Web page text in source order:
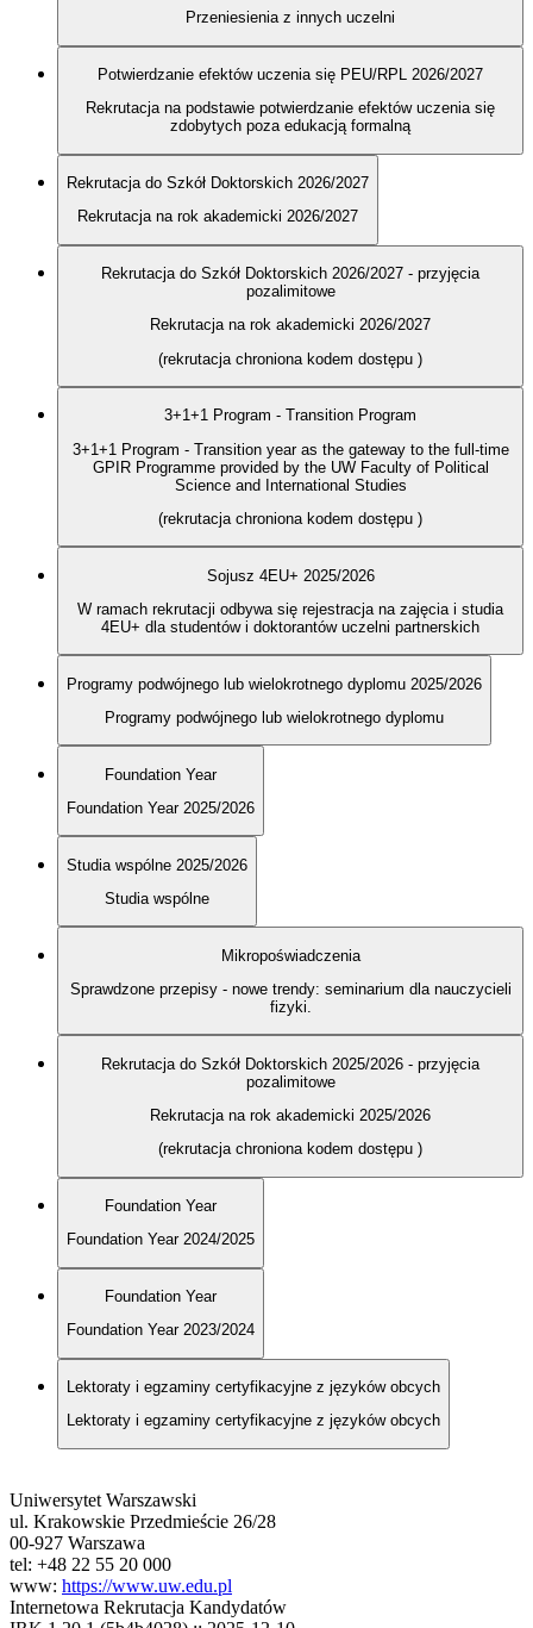
Przeniesienia z innych uczelni
Potwierdzanie efektów uczenia się PEU/RPL 2026/2027
Rekrutacja na podstawie potwierdzanie efektów uczenia się
zdobytych poza edukacją formalną
Rekrutacja do Szkół Doktorskich 2026/2027
Rekrutacja na rok akademicki 2026/2027
Rekrutacja do Szkół Doktorskich 2026/2027 - przyjęcia
pozalimitowe
Rekrutacja na rok akademicki 2026/2027
(rekrutacja chroniona kodem dostępu )
3+1+1 Program - Transition Program
3+1+1 Program - Transition year as the gateway to the full-time
GPIR Programme provided by the UW Faculty of Political
Science and International Studies
(rekrutacja chroniona kodem dostępu )
Sojusz 4EU+ 2025/2026
W ramach rekrutacji odbywa się rejestracja na zajęcia i studia
4EU+ dla studentów i doktorantów uczelni partnerskich
Programy podwójnego lub wielokrotnego dyplomu 2025/2026
Programy podwójnego lub wielokrotnego dyplomu
Foundation Year
Foundation Year 2025/2026
Studia wspólne 2025/2026
Studia wspólne
Mikropoświadczenia
Sprawdzone przepisy - nowe trendy: seminarium dla nauczycieli
fizyki.
Rekrutacja do Szkół Doktorskich 2025/2026 - przyjęcia
pozalimitowe
Rekrutacja na rok akademicki 2025/2026
(rekrutacja chroniona kodem dostępu )
Foundation Year
Foundation Year 2024/2025
Foundation Year
Foundation Year 2023/2024
Lektoraty i egzaminy certyfikacyjne z języków obcych
Lektoraty i egzaminy certyfikacyjne z języków obcych
Uniwersytet Warszawski
ul. Krakowskie Przedmieście 26/28
00-927 Warszawa
tel: +48 22 55 20 000
www: https://www.uw.edu.pl
Internetowa Rekrutacja Kandydatów